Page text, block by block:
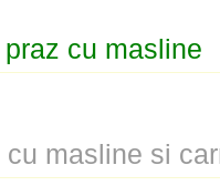
cu masline
masline si